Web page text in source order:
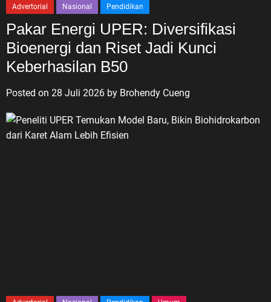
Advertorial Nasional Pendidikan
Pakar Energi UPER: Diversifikasi
Bioenergi dan Riset Jadi Kunci
Keberhasilan B50
Posted on 28 Juli 2026 by Brohendy Cueng